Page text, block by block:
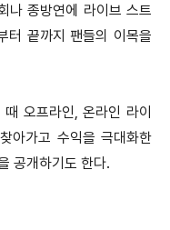
나 종방연에 라이브 스트
터 끝까지 팬들의 이목을
오프라인, 온라인 라이
아가고 수익을 극대화한
공개하기도 한다.